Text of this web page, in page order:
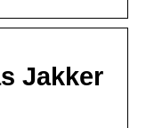
Jakker